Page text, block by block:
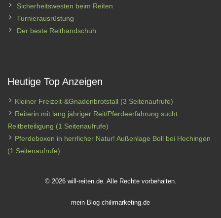
Sicherheitswesten beim Reiten
Turnierausrüstung
Der beste Reithandschuh
Heutige Top Anzeigen
Kleiner Freizeit-&Gnadenbrotstall (3 Seitenaufrufe)
Reiterin mit lang jähriger Reit/Pferdeerfahrung sucht
Reitbeteiligung (1 Seitenaufrufe)
Pferdeboxen in herrlicher Natur! Außenlage Boll bei Hechingen
(1 Seitenaufrufe)
© 2026 will-reiten.de. Alle Rechte vorbehalten.
mein Blog chilimarketing.de